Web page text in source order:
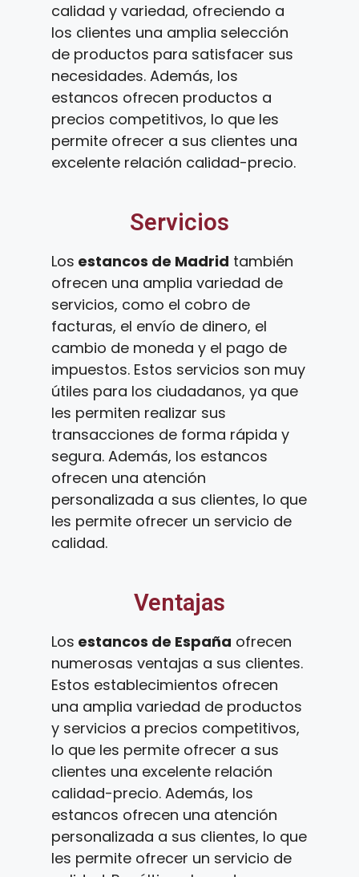
calidad y variedad, ofreciendo a
los clientes una amplia selección
de productos para satisfacer sus
necesidades. Además, los
estancos ofrecen productos a
precios competitivos, lo que les
permite ofrecer a sus clientes una
excelente relación calidad-precio.
Servicios
Los estancos de Madrid también
ofrecen una amplia variedad de
servicios, como el cobro de
facturas, el envío de dinero, el
cambio de moneda y el pago de
impuestos. Estos servicios son muy
útiles para los ciudadanos, ya que
les permiten realizar sus
transacciones de forma rápida y
segura. Además, los estancos
ofrecen una atención
personalizada a sus clientes, lo que
les permite ofrecer un servicio de
calidad.
Ventajas
Los estancos de España ofrecen
numerosas ventajas a sus clientes.
Estos establecimientos ofrecen
una amplia variedad de productos
y servicios a precios competitivos,
lo que les permite ofrecer a sus
clientes una excelente relación
calidad-precio. Además, los
estancos ofrecen una atención
personalizada a sus clientes, lo que
les permite ofrecer un servicio de